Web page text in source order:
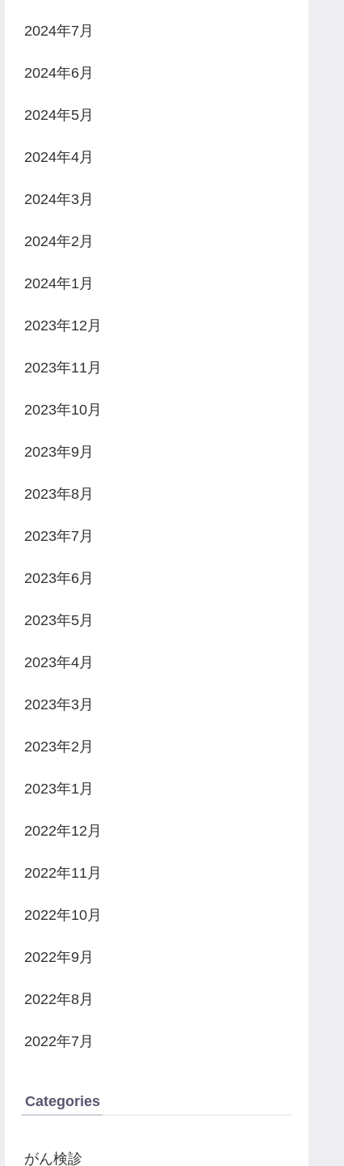
2024年7月
2024年6月
2024年5月
2024年4月
2024年3月
2024年2月
2024年1月
2023年12月
2023年11月
2023年10月
2023年9月
2023年8月
2023年7月
2023年6月
2023年5月
2023年4月
2023年3月
2023年2月
2023年1月
2022年12月
2022年11月
2022年10月
2022年9月
2022年8月
2022年7月
Categories
がん検診